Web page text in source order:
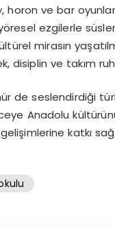
ve bar
ezgilerle
mirasın
disiplin ve takım
de seslendirdiği
Anadolu
katkı